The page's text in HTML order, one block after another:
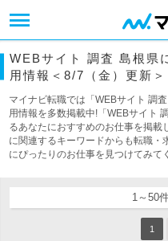
WEBサイト 調査 島根県
用情報＜8/7（金）更新＞
マイナビ転職では「WEBサイト 調
用情報を多数掲載中!「WEBサイト
るあなたにおすすめのお仕事を掲載
に関連するキーワードからも転職・
にぴったりのお仕事を見つけてみて
1～50
1